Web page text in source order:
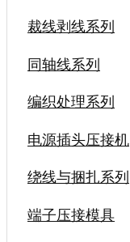
裁线剥线系列
同轴线系列
编织处理系列
电源插头压接机
绕线与捆扎系列
端子压接模具